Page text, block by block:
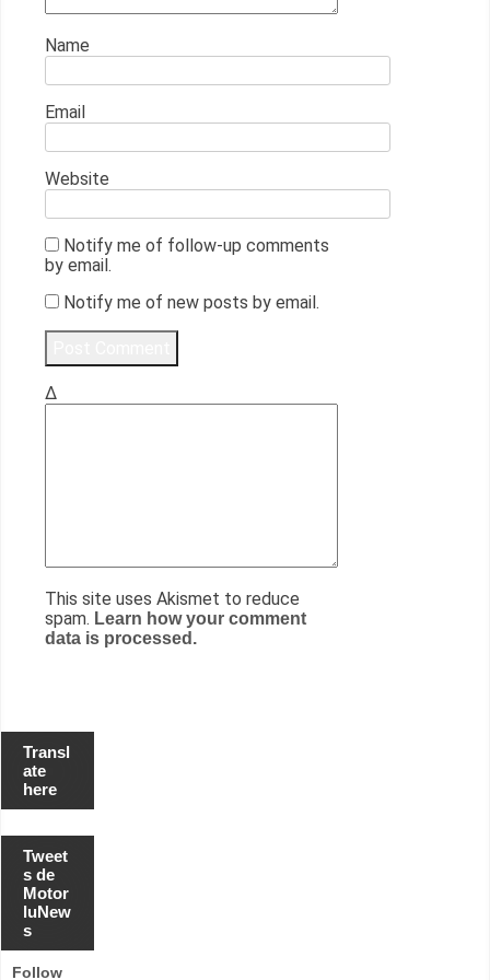
Name
Email
Website
Notify me of follow-up comments
by email.
Notify me of new posts by email.
Δ
This site uses Akismet to reduce
spam. Learn how your comment
data is processed.
Transl
ate
here
Tweet
s de
Motor
luNew
s
Follow